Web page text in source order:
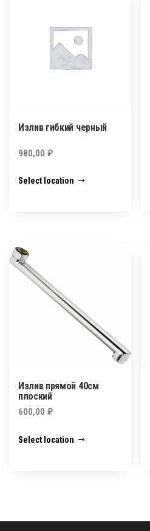
Излив гибкий черный
980,00 ₽
Select location
Излив прямой 40см
плоский
600,00 ₽
Select location